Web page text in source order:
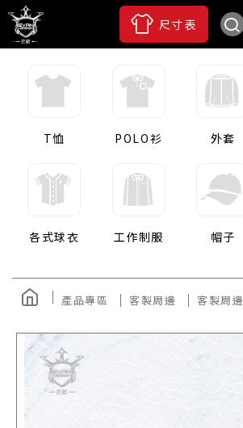
尺寸表
T恤 POLO衫 外套
各式球衣 工作制服 帽子
產品專區 客製周邊 客製周邊